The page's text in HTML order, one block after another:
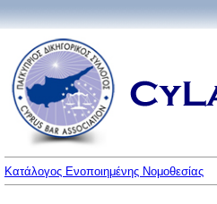
Κατάλογος Ενοποιημένης Νομοθεσίας